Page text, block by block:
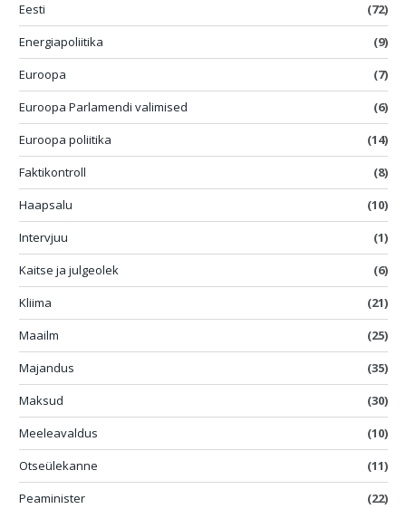
Eesti
(72)
Energiapoliitika
(9)
Euroopa
(7)
Euroopa Parlamendi valimised
(6)
Euroopa poliitika
(14)
Faktikontroll
(8)
Haapsalu
(10)
Intervjuu
(1)
Kaitse ja julgeolek
(6)
Kliima
(21)
Maailm
(25)
Majandus
(35)
Maksud
(30)
Meeleavaldus
(10)
Otseülekanne
(11)
Peaminister
(22)